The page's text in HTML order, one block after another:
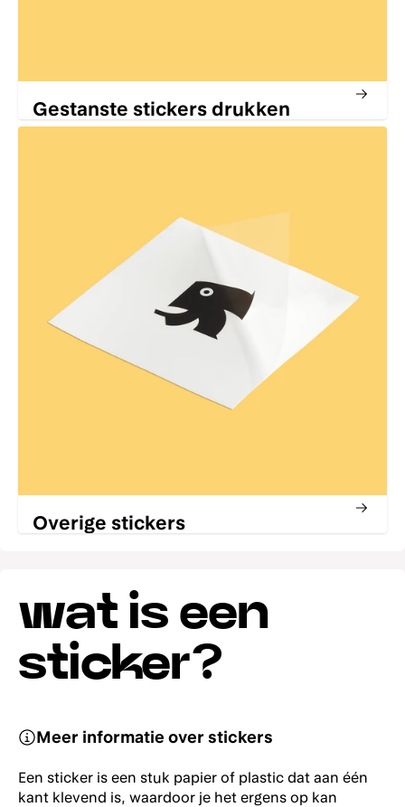
Gestanste stickers drukken
Overige stickers
wat is een
sticker?
Meer informatie over stickers
Een sticker is een stuk papier of plastic dat aan één
kant klevend is, waardoor je het ergens op kan